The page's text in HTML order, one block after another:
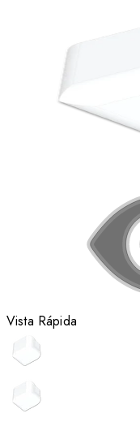
Vista Rápida